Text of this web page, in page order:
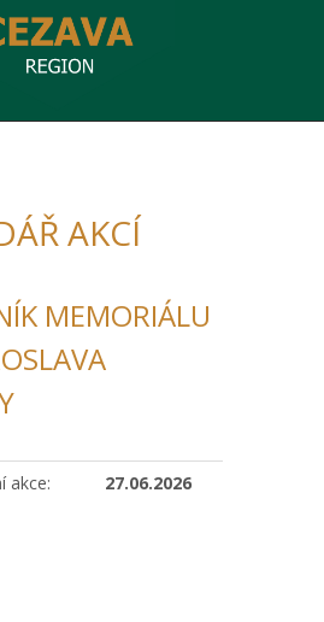
AKCÍ
MEMORIÁLU
akce: 27.06.2026